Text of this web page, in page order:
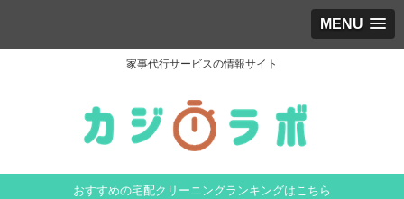
MENU
家事代行サービスの情報サイト
おすすめの宅配クリーニングランキングはこちら